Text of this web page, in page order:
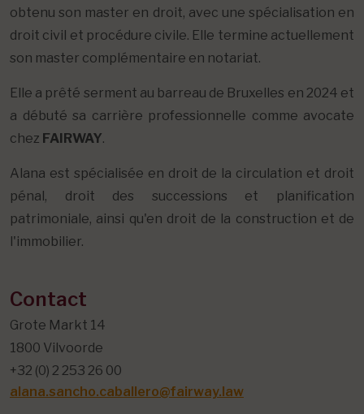
obtenu son master en droit, avec une spécialisation en
droit civil et procédure civile. Elle termine actuellement
son master complémentaire en notariat.
Elle a prêté serment au barreau de Bruxelles en 2024 et
a débuté sa carrière professionnelle comme avocate
chez FAIRWAY.
Alana est spécialisée en droit de la circulation et droit
pénal, droit des successions et planification
patrimoniale, ainsi qu'en droit de la construction et de
l'immobilier.
Contact
Grote Markt 14
1800 Vilvoorde
+32 (0) 2 253 26 00
alana.sancho.caballero@fairway.law